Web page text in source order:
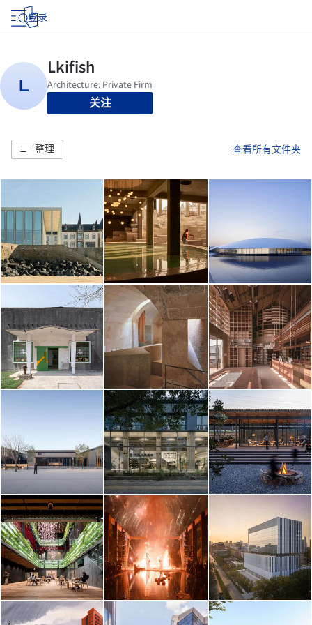
登录
关注
整理 查看所有文件夹